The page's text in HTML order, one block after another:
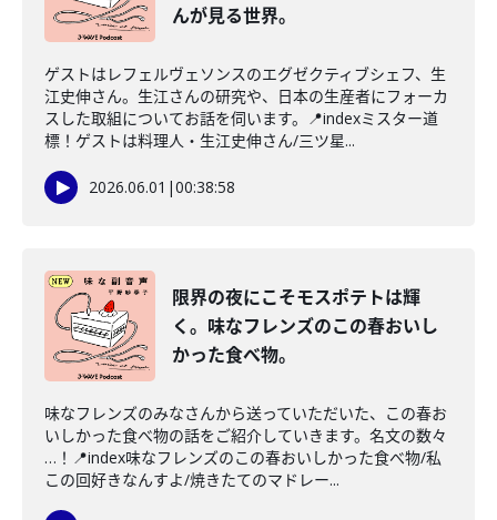
んが見る世界。
ゲストはレフェルヴェソンスのエグゼクティブシェフ、生
江史伸さん。生江さんの研究や、日本の生産者にフォーカ
スした取組についてお話を伺います。📍indexミスター道
標！ゲストは料理人・生江史伸さん/三ツ星...
2026.06.01 |00:38:58
限界の夜にこそモスポテトは輝
く。味なフレンズのこの春おいし
かった食べ物。
味なフレンズのみなさんから送っていただいた、この春お
いしかった食べ物の話をご紹介していきます。名文の数々
…！📍index味なフレンズのこの春おいしかった食べ物/私
この回好きなんすよ/焼きたてのマドレー...